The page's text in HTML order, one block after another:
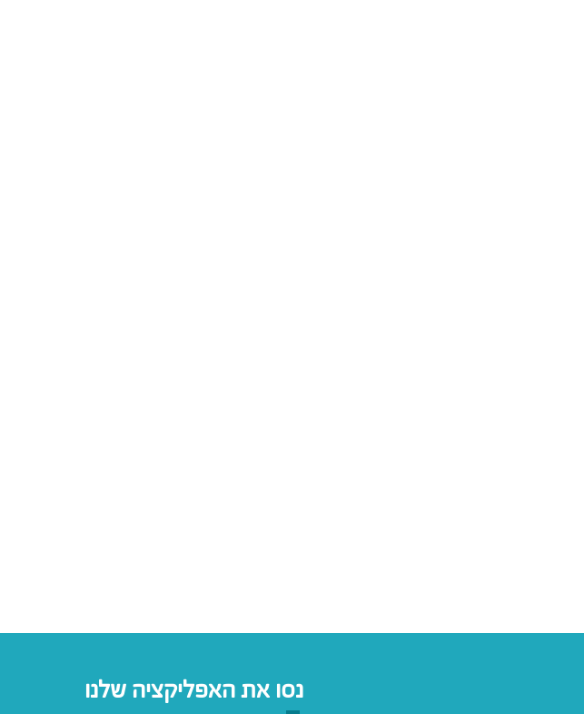
נסו את האפליקציה שלנו